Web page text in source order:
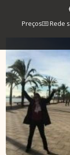
Preços Rede